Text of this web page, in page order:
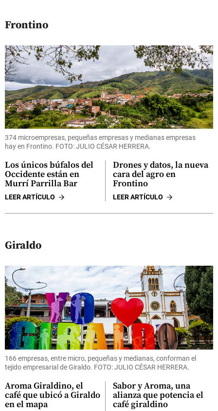
Frontino
374 microempresas, pequeñas empresas y medianas empresas
hay en Frontino. FOTO: JULIO CÉSAR HERRERA.
Los únicos búfalos del
Occidente están en
Murrí Parrilla Bar
LEER ARTÍCULO
Drones y datos, la nueva
cara del agro en
Frontino
LEER ARTÍCULO
Giraldo
166 empresas, entre micro, pequeñas y medianas, conforman el
tejido empresarial de Giraldo. FOTO: JULIO CÉSAR HERRERA.
Aroma Giraldino, el
café que ubicó a Giraldo
en el mapa
Sabor y Aroma, una
alianza que potencia el
café giraldino